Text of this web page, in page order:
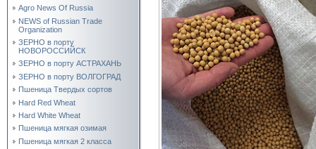
Agro News Of Russia
NEWS of Russian Trade
Organization
ЗЕРНО в порту
НОВОРОССИЙСК
ЗЕРНО в порту АСТРАХАНЬ
ЗЕРНО в порту ВОЛГОГРАД
Пшеница Твердых сортов
Hard Red Wheat
Hard White Wheat
Пшеница мягкая озимая
Пшеница мягкая 2 класса